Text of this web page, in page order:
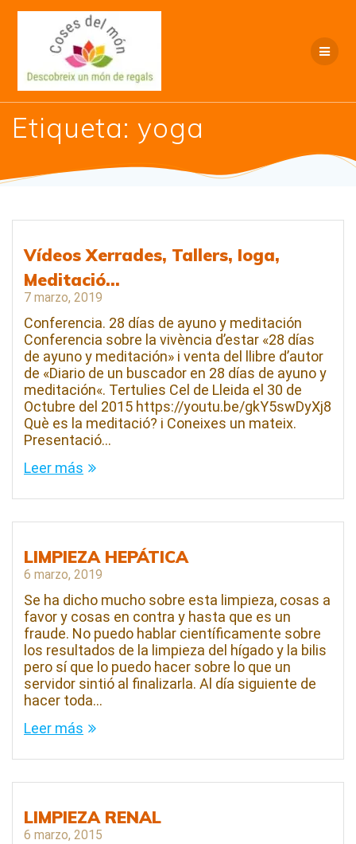
Saltar
contenido
Etiqueta: yoga
Vídeos Xerrades, Tallers, Ioga,
Meditació…
7 marzo, 2019
Conferencia. 28 días de ayuno y meditación
Conferencia sobre la vivència d’estar «28 días
de ayuno y meditación» i venta del llibre d’autor
de «Diario de un buscador en 28 días de ayuno y
meditación«. Tertulies Cel de Lleida el 30 de
Octubre del 2015 https://youtu.be/gkY5swDyXj8
Què es la meditació? i Coneixes un mateix.
Presentació…
Leer más
LIMPIEZA HEPÁTICA
6 marzo, 2019
Se ha dicho mucho sobre esta limpieza, cosas a
favor y cosas en contra y hasta que es un
fraude. No puedo hablar científicamente sobre
los resultados de la limpieza del hígado y la bilis
pero sí que lo puedo hacer sobre lo que un
servidor sintió al finalizarla. Al día siguiente de
hacer toda…
Leer más
LIMPIEZA RENAL
6 marzo, 2015